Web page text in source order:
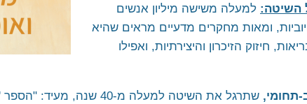
ראש פינה, אצבע הגליל והגולן
אשדוד, אשקלון ונגב מערבי
אילת והערבה
השיטה: למעלה משישה מיליון אנשים
ומאות מחקרים מדעיים מראים שהיא
חיזוק הזיכרון והיצירתיות, ואפילו
תחומי,
שתרגל את השיטה למעלה מ-40